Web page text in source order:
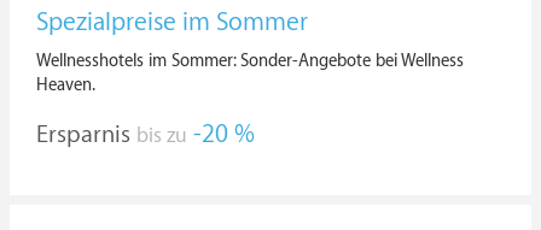
Spezialpreise im Sommer
Wellnesshotels im Sommer: Sonder-Angebote bei Wellness
Heaven.
Ersparnis bis zu -20 %